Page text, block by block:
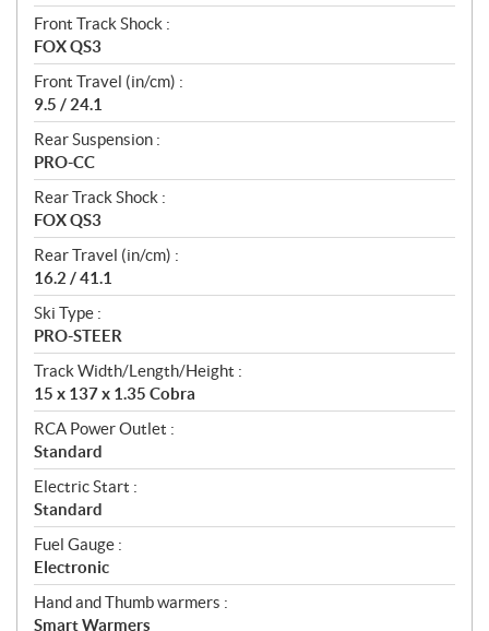
Front Track Shock :
FOX QS3
Front Travel (in/cm) :
9.5 / 24.1
Rear Suspension :
PRO-CC
Rear Track Shock :
FOX QS3
Rear Travel (in/cm) :
16.2 / 41.1
Ski Type :
PRO-STEER
Track Width/Length/Height :
15 x 137 x 1.35 Cobra
RCA Power Outlet :
Standard
Electric Start :
Standard
Fuel Gauge :
Electronic
Hand and Thumb warmers :
Smart Warmers